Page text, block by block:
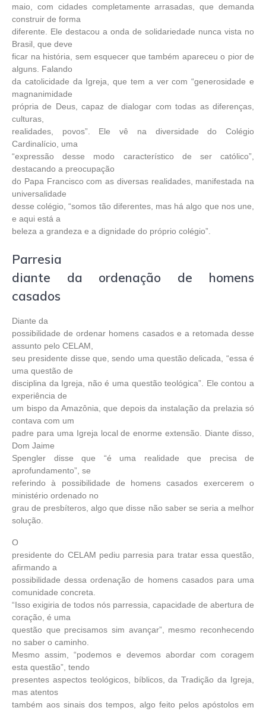
maio, com cidades completamente arrasadas, que demanda
construir de forma
diferente. Ele destacou a onda de solidariedade nunca vista no
Brasil, que deve
ficar na história, sem esquecer que também apareceu o pior de
alguns. Falando
da catolicidade da Igreja, que tem a ver com “generosidade e
magnanimidade
própria de Deus, capaz de dialogar com todas as diferenças,
culturas,
realidades, povos”. Ele vê na diversidade do Colégio
Cardinalício, uma
“expressão desse modo característico de ser católico”,
destacando a preocupação
do Papa Francisco com as diversas realidades, manifestada na
universalidade
desse colégio, “somos tão diferentes, mas há algo que nos une,
e aqui está a
beleza a grandeza e a dignidade do próprio colégio”.
Parresia
diante da ordenação de homens
casados
Diante da
possibilidade de ordenar homens casados e a retomada desse
assunto pelo CELAM,
seu presidente disse que, sendo uma questão delicada, “essa é
uma questão de
disciplina da Igreja, não é uma questão teológica”. Ele contou a
experiência de
um bispo da Amazônia, que depois da instalação da prelazia só
contava com um
padre para uma Igreja local de enorme extensão. Diante disso,
Dom Jaime
Spengler disse que “é uma realidade que precisa de
aprofundamento”, se
referindo à possibilidade de homens casados exercerem o
ministério ordenado no
grau de presbíteros, algo que disse não saber se seria a melhor
solução.
O
presidente do CELAM pediu parresia para tratar essa questão,
afirmando a
possibilidade dessa ordenação de homens casados para uma
comunidade concreta.
“Isso exigiria de todos nós parressia, capacidade de abertura de
coração, é uma
questão que precisamos sim avançar”, mesmo reconhecendo
no saber o caminho.
Mesmo assim, “podemos e devemos abordar com coragem
esta questão”, tendo
presentes aspectos teológicos, bíblicos, da Tradição da Igreja,
mas atentos
também aos sinais dos tempos, algo feito pelos apóstolos em